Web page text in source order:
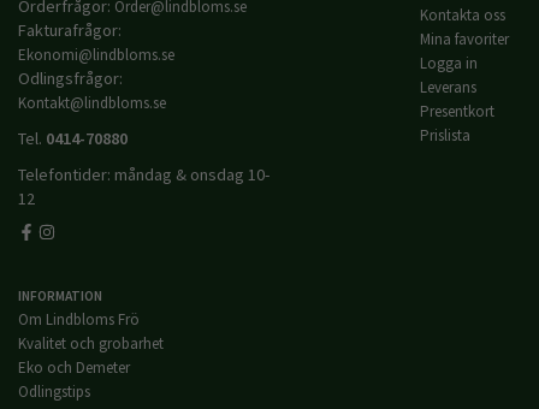
Orderfrågor: Order@lindbloms.se
Fakturafrågor:
Ekonomi@lindbloms.se
Odlingsfrågor:
Kontakt@lindbloms.se
Tel. 0414-70880
Telefontider: måndag & onsdag 10-
12
Kontakta oss
Mina favoriter
Logga in
Leverans
Presentkort
Prislista
INFORMATION
Om Lindbloms Frö
Kvalitet och grobarhet
Eko och Demeter
Odlingstips